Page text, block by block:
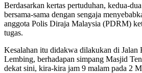
Berdasarkan kertas pertuduhan, kedua-
bersama-sama dengan sengaja
anggota Polis Diraja Malaysia (PDRM)
tugas.
Kesalahan itu didakwa dilakukan di Jalan
Lembing, berhadapan simpang Masjid
dekat sini, kira-kira jam 9 malam pada 2